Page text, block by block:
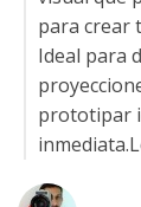
para crear
Ideal para
prototipar